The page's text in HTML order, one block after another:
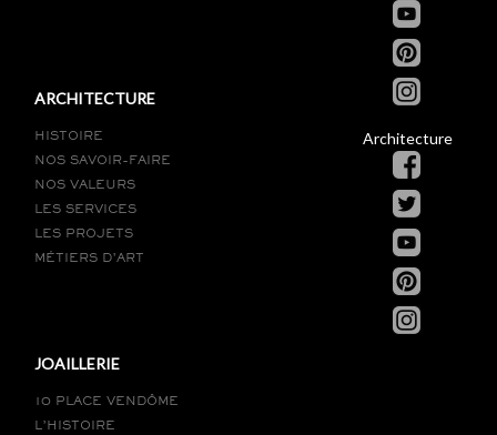
ARCHITECTURE
HISTOIRE
NOS SAVOIR-FAIRE
NOS VALEURS
LES SERVICES
LES PROJETS
MÉTIERS D’ART
JOAILLERIE
10 PLACE VENDÔME
L’HISTOIRE
Architecture